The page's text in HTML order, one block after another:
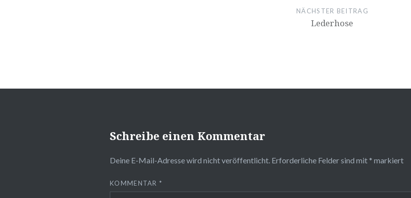
NÄCHSTER BEITRAG
Lederhose
Schreibe einen Kommentar
Deine E-Mail-Adresse wird nicht veröffentlicht. Erforderliche Felder sind mit * markiert
KOMMENTAR*